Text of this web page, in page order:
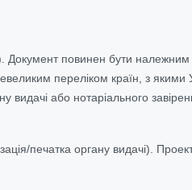
повинен бути належним
переліком країн, з якими
видачі або нотаріального
печатка органу видачі).